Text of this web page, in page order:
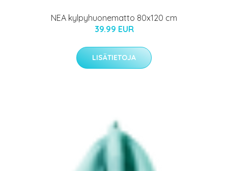
NEA kylpyhuonematto 80x120 cm
39.99 EUR
LISÄTIETOJA